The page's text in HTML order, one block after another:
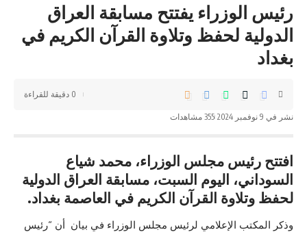
رئيس الوزراء يفتتح مسابقة العراق
الدولية لحفظ وتلاوة القرآن الكريم في
بغداد
نشر في 9 نوفمبر 2024 355 مشاهدات
0 دقيقة للقراءة
افتتح رئيس مجلس الوزراء، محمد شياع
السوداني، اليوم السبت، مسابقة العراق الدولية
لحفظ وتلاوة القرآن الكريم في العاصمة بغداد.
وذكر المكتب الإعلامي لرئيس مجلس الوزراء في بيان أن “رئيس